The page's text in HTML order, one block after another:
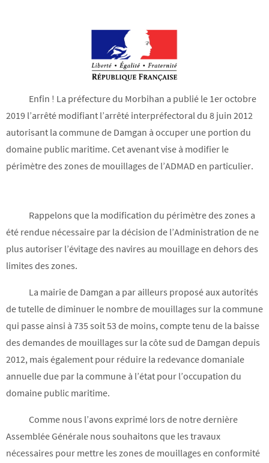
Enfin ! La préfecture du Morbihan a publié le 1er octobre
2019 l’arrêté modifiant l’arrêté interpréfectoral du 8 juin 2012
autorisant la commune de Damgan à occuper une portion du
domaine public maritime. Cet avenant vise à modifier le
périmètre des zones de mouillages de l’ADMAD en particulier.
Rappelons que la modification du périmètre des zones a
été rendue nécessaire par la décision de l’Administration de ne
plus autoriser l’évitage des navires au mouillage en dehors des
limites des zones.
La mairie de Damgan a par ailleurs proposé aux autorités
de tutelle de diminuer le nombre de mouillages sur la commune
qui passe ainsi à 735 soit 53 de moins, compte tenu de la baisse
des demandes de mouillages sur la côte sud de Damgan depuis
2012, mais également pour réduire la redevance domaniale
annuelle due par la commune à l’état pour l’occupation du
domaine public maritime.
Comme nous l’avons exprimé lors de notre dernière
Assemblée Générale nous souhaitons que les travaux
nécessaires pour mettre les zones de mouillages en conformité